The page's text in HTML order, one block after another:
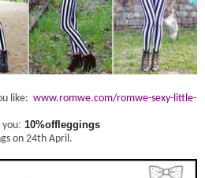
like: www.romwe.com/romwe-sexy-little-
you: 10%offleggings
on 24th April.